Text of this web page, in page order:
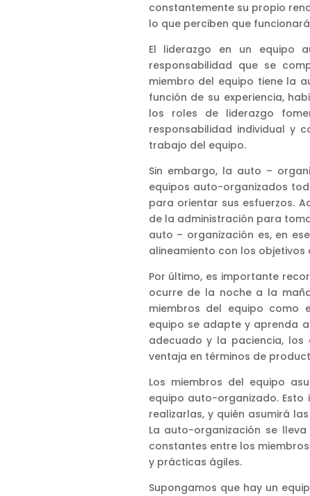
constantemente su propio
lo que perciben que
El liderazgo en un equipo
responsabilidad que se
miembro del equipo tiene la
función de su experiencia,
los roles de liderazgo
responsabilidad individual y
trabajo del equipo.
Sin embargo, la auto –
equipos auto-organizados
para orientar sus esfuerzos.
de la administración para
auto – organización es, en
alineamiento con los objetivos
Por último, es importante
ocurre de la noche a la
miembros del equipo como
equipo se adapte y aprenda
adecuado y la paciencia,
ventaja en términos de
Los miembros del equipo
equipo auto-organizado.
realizarlas, y quién asumirá
La auto-organización se
constantes entre los
y prácticas ágiles.
Supongamos que hay un